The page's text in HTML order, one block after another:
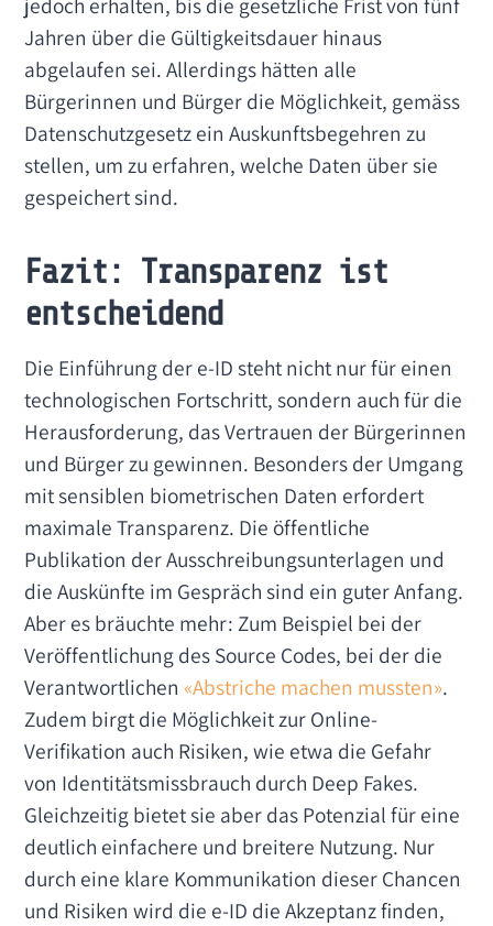
Jahren über die Gültigkeitsdauer hinaus
abgelaufen sei. Allerdings hätten alle
Bürgerinnen und Bürger die Möglichkeit, gemäss
Datenschutzgesetz ein Auskunftsbegehren zu
stellen, um zu erfahren, welche Daten über sie
gespeichert sind.
Fazit: Transparenz ist
entscheidend
Die Einführung der e-ID steht nicht nur für einen
technologischen Fortschritt, sondern auch für die
Herausforderung, das Vertrauen der Bürgerinnen
und Bürger zu gewinnen. Besonders der Umgang
mit sensiblen biometrischen Daten erfordert
maximale Transparenz. Die öffentliche
Publikation der Ausschreibungsunterlagen und
die Auskünfte im Gespräch sind ein guter Anfang.
Aber es bräuchte mehr: Zum Beispiel bei der
Veröffentlichung des Source Codes, bei der die
Verantwortlichen «Abstriche machen mussten».
Zudem birgt die Möglichkeit zur Online-
Verifikation auch Risiken, wie etwa die Gefahr
von Identitätsmissbrauch durch Deep Fakes.
Gleichzeitig bietet sie aber das Potenzial für eine
deutlich einfachere und breitere Nutzung. Nur
durch eine klare Kommunikation dieser Chancen
und Risiken wird die e-ID die Akzeptanz finden,